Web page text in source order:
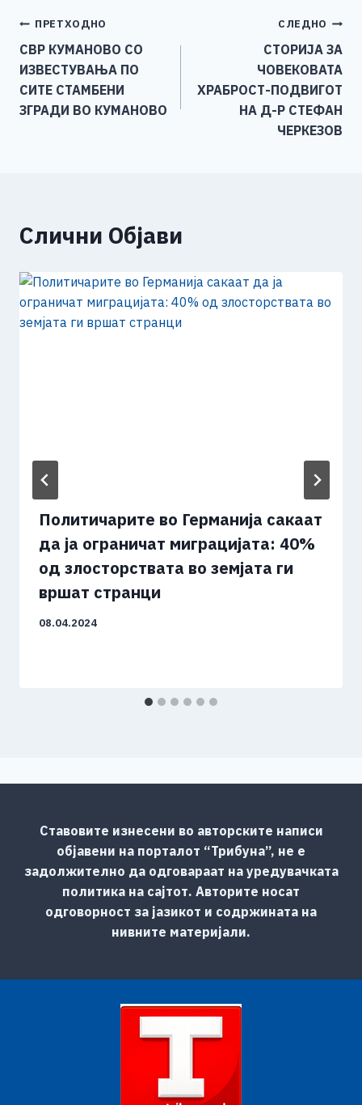
b
o
o
k
n
g
er p
Li
n
k
Навигација
на
напис
ПРЕТХОДНО
СВР КУМАНОВО СО
ИЗВЕСТУВАЊА ПО
СИТЕ СТАМБЕНИ
ЗГРАДИ ВО КУМАНОВО
СЛЕДНО
СТОРИЈА ЗА
ЧОВЕКОВАТА
ХРАБРОСТ-ПОДВИГОТ
НА Д-Р СТЕФАН
ЧЕРКЕЗОВ
Слични Објави
Политичарите во Германија сакаат
да ја ограничат миграцијата: 40%
од злосторствата во земјата ги
вршат странци
08.04.2024
Ставовите изнесени во авторските написи
објавени на порталот “Трибуна”, не е
задолжително да одговараат на уредувачката
политика на сајтот. Авторите носат
одговорност за јазикот и содржината на
нивните материјали.